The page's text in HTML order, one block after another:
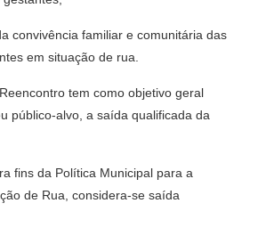
convivência familiar e comunitária das
em situação de rua.
tem como objetivo geral
público-alvo, a saída qualificada da
fins da Política Municipal para a
de Rua, considera-se saída